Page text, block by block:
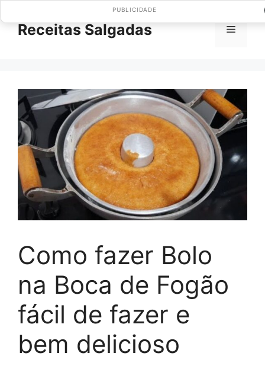
paraReceitas Salgadas Menu
Como fazer Bolo
na Boca de Fogão
fácil de fazer e
bem delicioso
PUBLICIDADE